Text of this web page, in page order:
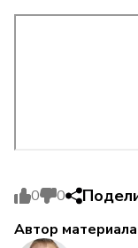
0 0
Автор материала